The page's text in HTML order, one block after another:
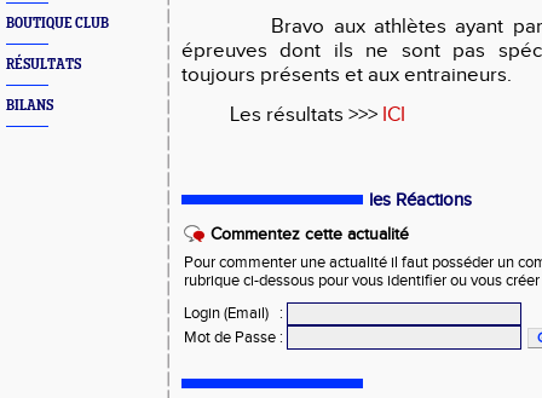
BOUTIQUE CLUB
RÉSULTATS
BILANS
Bravo aux athlètes ayant
épreuves dont ils ne sont pas
toujours présents et aux entraineurs.
Les résultats >>> ICI
les Réactions
Commentez cette actualité
Pour commenter une actualité il faut posséder un
rubrique ci-dessous pour vous identifier ou vous
Login (Email)
:
Mot de Passe :